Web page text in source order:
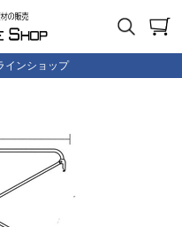
インショップ